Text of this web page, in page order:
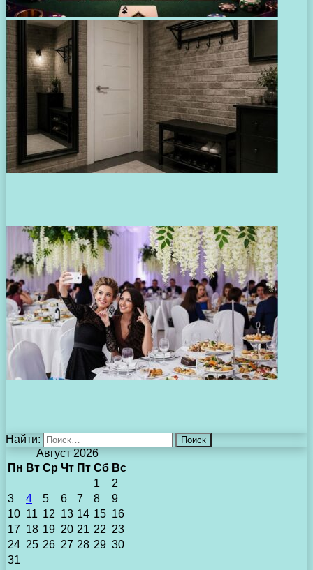
Найти:
Август 2026
Пн Вт Ср Чт Пт Сб Вс
1
2
3
4 5 6 7 8
9
10 11 12 13 14 15 16
17 18 19 20 21 22 23
24 25 26 27 28 29 30
31